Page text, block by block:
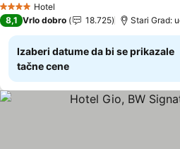
4 ZvezdiceHotel
8,1 Vrlo dobro 18.725 Stari Grad:
Izaberi datume da bi se prikazale
tačne cene